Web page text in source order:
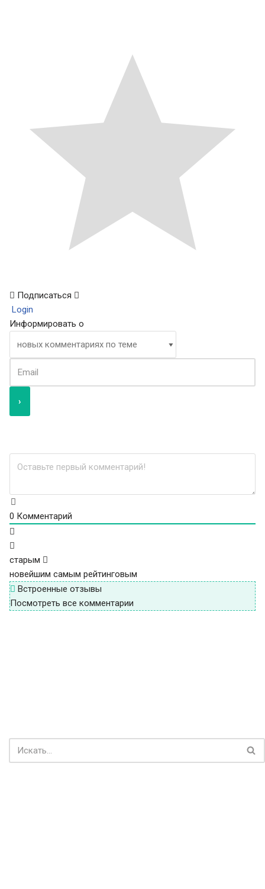
Подписаться
Login
Информировать о
0 Комментарий
старым
новейшим самым рейтинговым
Встроенные отзывы
Посмотреть все комментарии